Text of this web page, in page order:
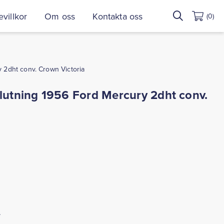
Om oss Kontakta oss
Sök
efter:
(0)
conv. Crown Victoria
1956 Ford Mercury 2dht conv.